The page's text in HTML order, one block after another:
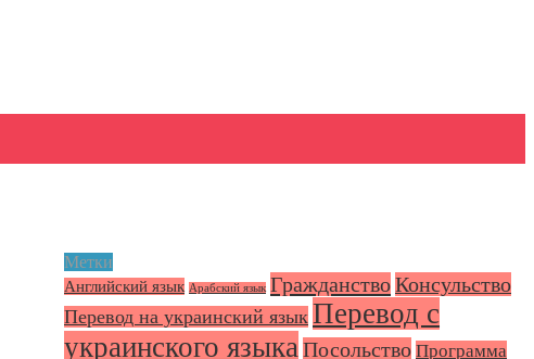
Метки
Английский язык Арабский язык ГражданствоКонсульство
Перевод на украинский язык Перевод с
украинского языкаПосольство Программа